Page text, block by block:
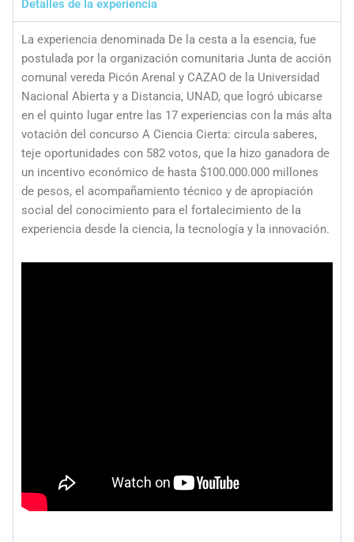
Detalles de la experiencia
La experiencia denominada De la cesta a la esencia, fue
postulada por la organización comunitaria Junta de acción
comunal vereda Picón Arenal y CAZAO de la Universidad
Nacional Abierta y a Distancia, UNAD, que logró ubicarse
en el quinto lugar entre las 17 experiencias con la más alta
votación del concurso A Ciencia Cierta: circula saberes,
teje oportunidades con 582 votos, que la hizo ganadora de
un incentivo económico de hasta $100.000.000 millones
de pesos, el acompañamiento técnico y de apropiación
social del conocimiento para el fortalecimiento de la
experiencia desde la ciencia, la tecnología y la innovación.